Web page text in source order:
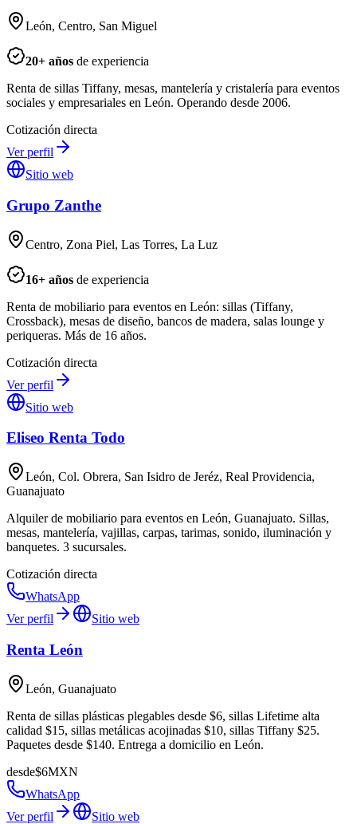
León, Centro, San Miguel
20+ años de experiencia
Renta de sillas Tiffany, mesas, mantelería y cristalería para eventos
sociales y empresariales en León. Operando desde 2006.
Cotización directa
Ver perfil
Sitio web
Grupo Zanthe
Centro, Zona Piel, Las Torres, La Luz
16+ años de experiencia
Renta de mobiliario para eventos en León: sillas (Tiffany,
Crossback), mesas de diseño, bancos de madera, salas lounge y
periqueras. Más de 16 años.
Cotización directa
Ver perfil
Sitio web
Eliseo Renta Todo
León, Col. Obrera, San Isidro de Jeréz, Real Providencia,
Guanajuato
Alquiler de mobiliario para eventos en León, Guanajuato. Sillas,
mesas, mantelería, vajillas, carpas, tarimas, sonido, iluminación y
banquetes. 3 sucursales.
Cotización directa
WhatsApp
Ver perfil
Sitio web
Renta León
León, Guanajuato
Renta de sillas plásticas plegables desde $6, sillas Lifetime alta
calidad $15, sillas metálicas acojinadas $10, sillas Tiffany $25.
Paquetes desde $140. Entrega a domicilio en León.
desde$6MXN
WhatsApp
Ver perfil
Sitio web